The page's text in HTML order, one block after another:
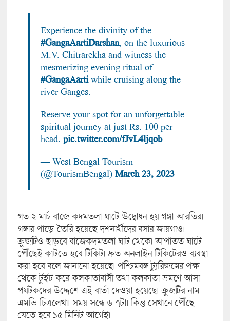
Experience the divinity of the
#GangaAartiDarshan, on the luxurious
M.V. Chitrarekha and witness the
mesmerizing evening ritual of
#GangaAartiwhile cruising along the
river Ganges.
Reserve your spot for an unforgettable
spiritual journey at just Rs. 100 per
head. pic.twitter.com/fJvL4ljqob
— West Bengal Tourism
(@TourismBengal) March 23, 2023
গত ২ মার্চ বাজে কদমতলা ঘাটে উদ্বোধন হয় গঙ্গা আরতির।
গঙ্গার পাড়ে তৈরি হয়েছে দশনার্থীদের বসার জায়গাও।
ক্রুজটিও ছাড়বে বাজেকদমতলা ঘাট থেকে। আপাতত ঘাটে
পৌঁছেই কাটতে হবে টিকিট। দ্রুত অনলাইন টিকিটেরও ব্যবস্থা
করা হবে বলে জানানো হয়েছে। পশ্চিমবঙ্গ ট্যুরিজমের পক্ষ
থেকে টুইট করে কলকাতাবাসী তথা কলকাতা ভ্রমণে আসা
পর্যটকদের উদ্দেশে এই বার্তা দেওয়া হয়েছে। ক্রুজটির নাম
এমভি চিত্রলেখা। সময় সন্ধে ৬-৭টা। কিন্তু সেখানে পৌঁছে
যেতে হবে ১৫ মিনিট আগেই।